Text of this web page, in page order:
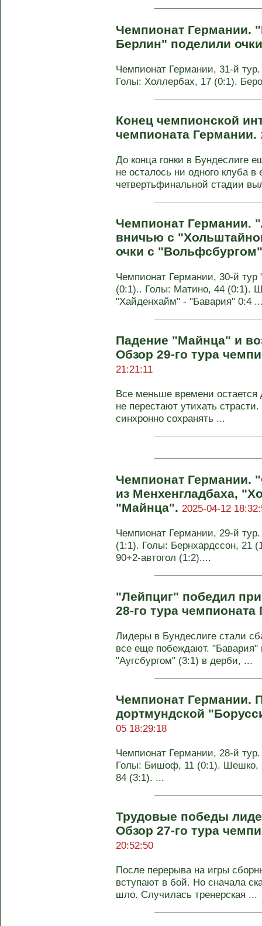
Чемпионат Германии.
Берлин" поделили
Чемпионат Германии, 31-й
Голы: Холлербах, 17 (0:1).
Конец чемпионской
чемпионата Германии.
До конца гонки в Бундеслиге
не осталось ни одного клуба в
четвертьфинальной стадии
Чемпионат Германии.
вничью с
очки с
Чемпионат Германии, 30-й
(0:1).. Голы: Матино, 44 (0:1).
"Хайденхайм" - "Бавария" 0:4
Падение "Майнца" и
Обзор 29-го тура
21:21:11
Все меньше времени остается
не перестают утихать
синхронно сохранять ...
Чемпионат Германии.
из Менхенгладбаха,
"Майнца". 2025-04-12
Чемпионат Германии, 29-й
(1:1). Голы: Бернхардссон, 21
90+2-автогол (1:2)....
"Лейпциг" победил
28-го тура
Лидеры в Бундеслиге стали
все еще побеждают. "Бавария"
"Аугсбургом" (3:1) в дерби, ...
Чемпионат Германии.
дортмундской
05 18:29:18
Чемпионат Германии, 28-й
Голы: Бишоф, 11 (0:1). Шешко,
84 (3:1). ...
Трудовые победы
Обзор 27-го тура
20:52:50
После перерыва на игры
вступают в бой. Но сначала
шло. Случилась тренерская ...